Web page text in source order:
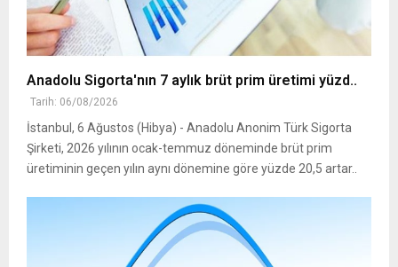
Anadolu Sigorta'nın 7 aylık brüt prim üretimi yüzd..
Tarih: 06/08/2026
İstanbul, 6 Ağustos (Hibya) - Anadolu Anonim Türk Sigorta
Şirketi, 2026 yılının ocak-temmuz döneminde brüt prim
üretiminin geçen yılın aynı dönemine göre yüzde 20,5 artar..